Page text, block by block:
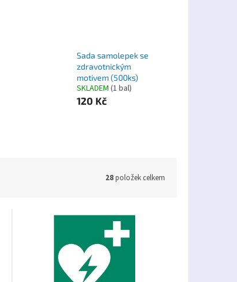
Sada samolepek se
zdravotnickým
motivem (500ks)
SKLADEM (1 bal)
120 Kč
28položek celkem